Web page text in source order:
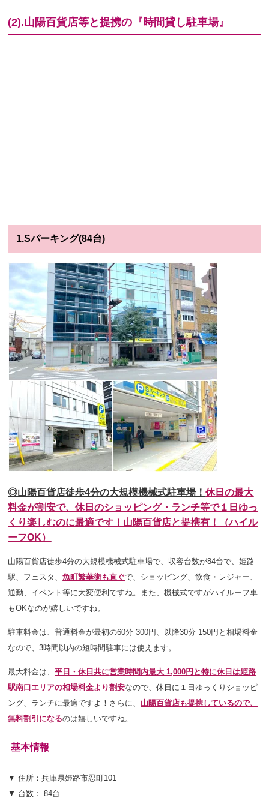
(2).山陽百貨店等と提携の『時間貸し駐車場』
1.Sパーキング(84台)
◎山陽百貨店徒歩4分の大規模機械式駐車場！休日の最大
料金が割安で、休日のショッピング・ランチ等で１日ゆっ
くり楽しむのに最適です！山陽百貨店と提携有！（ハイル
ーフOK）
山陽百貨店徒歩4分の大規模機械式駐車場で、収容台数が84台で、姫路
駅、フェスタ、魚町繁華街も直ぐで、ショッピング、飲食・レジャー、
通勤、イベント等に大変便利ですね。また、機械式ですがハイルーフ車
もOKなのが嬉しいですね。
駐車料金は、普通料金が最初の60分 300円、以降30分 150円と相場料金
なので、3時間以内の短時間駐車には使えます。
最大料金は、平日・休日共に営業時間内最大 1,000円と特に休日は姫路
駅南口エリアの相場料金より割安なので、休日に１日ゆっくりショッピ
ング、ランチに最適ですよ！さらに、 山陽百貨店も提携しているので、
無料割引になるのは嬉しいですね。
基本情報
▼ 住所：兵庫県姫路市忍町101
▼ 台数： 84台